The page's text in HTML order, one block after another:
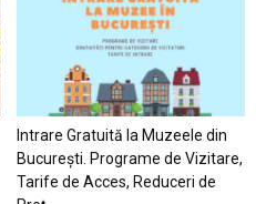
Intrare Gratuită la Muzeele din
București. Programe de Vizitare,
Tarife de Acces, Reduceri de